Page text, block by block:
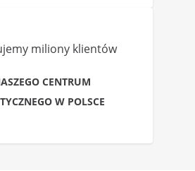
miliony klientów
CENTRUM
W POLSCE